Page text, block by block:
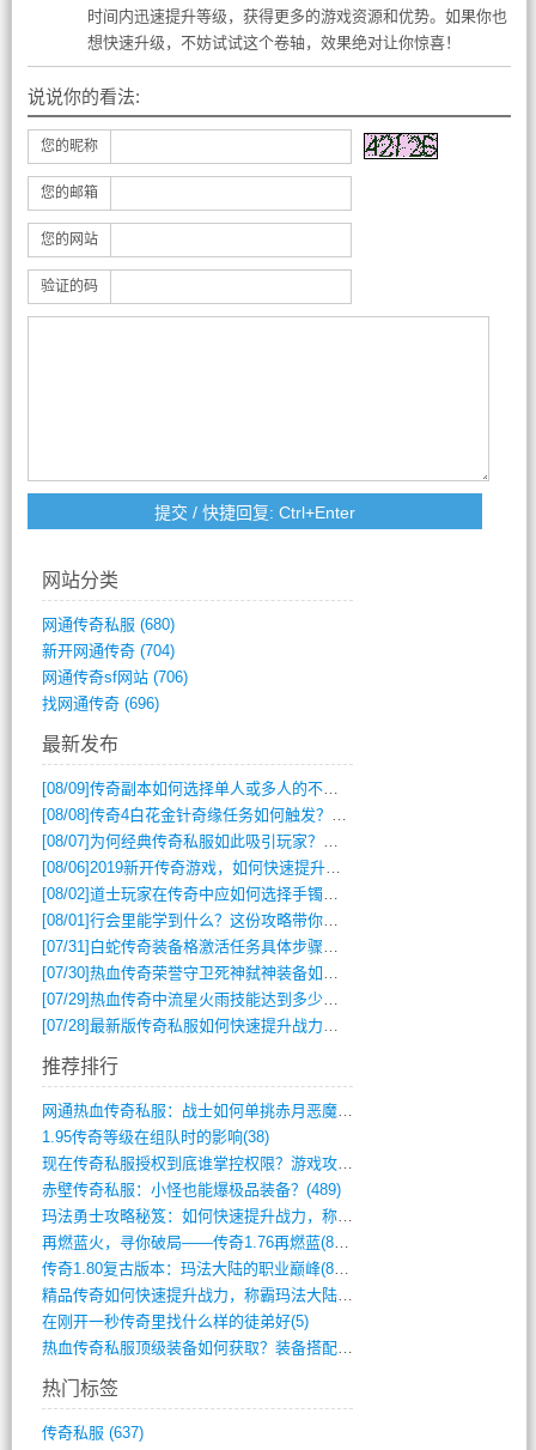
时间内迅速提升等级，获得更多的游戏资源和优势。如果你也
想快速升级，不妨试试这个卷轴，效果绝对让你惊喜！
说说你的看法:
您的昵称
您的邮箱
您的网站
验证的码
网站分类
网通传奇私服 (680)
新开网通传奇(704)
网通传奇sf网站(706)
找网通传奇(696)
最新发布
[08/09]传奇副本如何选择单人或多人的不同模式？
[08/08]传奇4白花金针奇缘任务如何触发？完整攻略解析
[08/07] 为何经典传奇私服如此吸引玩家？深度攻略解析
[08/06]2019新开传奇游戏，如何快速提升角色等级？
[08/02]道士玩家在传奇中应如何选择手镯装备？
[08/01]行会里能学到什么？这份攻略带你全掌握
[07/31] 白蛇传奇装备格激活任务具体步骤是什么？如何完成？
[07/30]热血传奇荣誉守卫死神弑神装备如何获取与佩戴攻略？
[07/29]热血传奇中流星火雨技能达到多少级可以开始练装备？
[07/28]最新版传奇私服如何快速提升战力与获取稀有装备？
推荐排行
网通热血传奇私服：战士如何单挑赤月恶魔？(311)
1.95传奇等级在组队时的影响(38)
现在传奇私服授权到底谁掌控权限？游戏攻略(789)
赤壁传奇私服：小怪也能爆极品装备？(489)
玛法勇士攻略秘笈：如何快速提升战力，称霸(717)
再燃蓝火，寻你破局——传奇1.76再燃蓝(893)
传奇1.80复古版本：玛法大陆的职业巅峰(873)
精品传奇如何快速提升战力，称霸玛法大陆？(392)
在刚开一秒传奇里找什么样的徒弟好(5)
热血传奇私服顶级装备如何获取？装备搭配与(688)
热门标签
传奇私服 (637)